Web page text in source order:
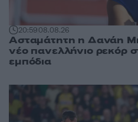
20:5908.08.26
Ασταμάτητη η Δανάη
νέο πανελλήνιο ρεκόρ
εμπόδια